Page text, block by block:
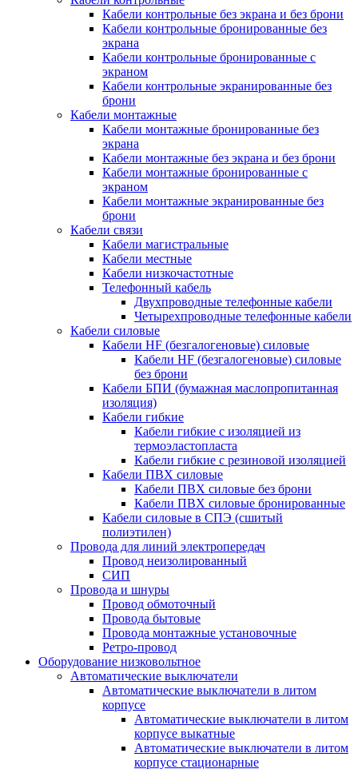
Кабели контрольные без экрана и без брони
Кабели контрольные бронированные без
экрана
Кабели контрольные бронированные с
экраном
Кабели контрольные экранированные без
брони
Кабели монтажные
Кабели монтажные бронированные без
экрана
Кабели монтажные без экрана и без брони
Кабели монтажные бронированные с
экраном
Кабели монтажные экранированные без
брони
Кабели связи
Кабели магистральные
Кабели местные
Кабели низкочастотные
Телефонный кабель
Двухпроводные телефонные кабели
Четырехпроводные телефонные кабели
Кабели силовые
Кабели HF (безгалогеновые) силовые
Кабели HF (безгалогеновые) силовые
без брони
Кабели БПИ (бумажная маслопропитанная
изоляция)
Кабели гибкие
Кабели гибкие с изоляцией из
термоэластопласта
Кабели гибкие с резиновой изоляцией
Кабели ПВХ силовые
Кабели ПВХ силовые без брони
Кабели ПВХ силовые бронированные
Кабели силовые в СПЭ (сшитый
полиэтилен)
Провода для линий электропередач
Провод неизолированный
СИП
Провода и шнуры
Провод обмоточный
Провода бытовые
Провода монтажные установочные
Ретро-провод
Оборудование низковольтное
Автоматические выключатели
Автоматические выключатели в литом
корпусе
Автоматические выключатели в литом
корпусе выкатные
Автоматические выключатели в литом
корпусе стационарные